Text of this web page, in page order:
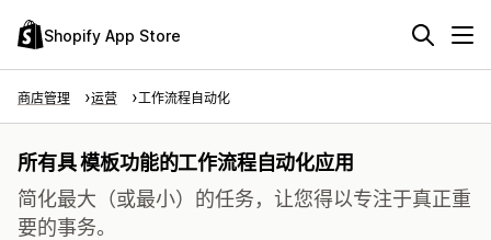
Shopify App Store
商店管理 运营 工作流程自动化
所有具 模板功能的工作流程自动化应用
简化最大（或最小）的任务，让您得以专注于真正重
要的事务。